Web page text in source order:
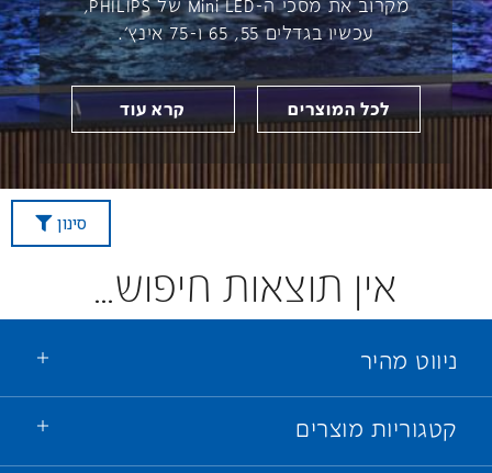
עכשיו בגדלים 55, 65 ו-75 אינץ'.
לכל המוצרים קרא עוד
סינון
אין תוצאות חיפוש...
ניווט מהיר
קטגוריות מוצרים